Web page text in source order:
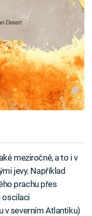
meziročně, a to i v
jevy. Například
prachu přes
oscilaci
v severním Atlantiku)